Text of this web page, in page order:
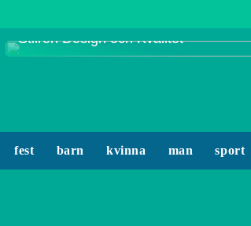
Smycken från Enamel Copenhagen:
Stilren Design och Kvalitet
fest barn kvinna man sport